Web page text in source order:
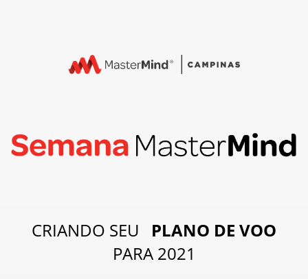
CRIANDO SEU PLANO DE VOO
PARA 2021